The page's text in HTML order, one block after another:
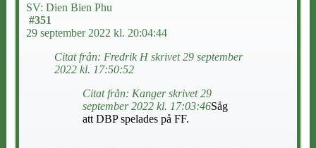
SV: Dien Bien Phu
#351
29 september 2022 kl. 20:04:44
Citat från: Fredrik H skrivet 29 september
2022 kl. 17:50:52
Citat från: Kanger skrivet 29
september 2022 kl. 17:03:46Såg
att DBP spelades på FF.